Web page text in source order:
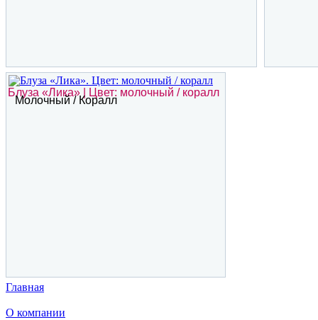
Блуза «Лика» | Цвет: молочный / коралл
Молочный / Коралл
Главная
О компании